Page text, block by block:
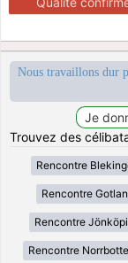
Nous travaillons dur
Trouvez des
Rencontre
Rencontre
Rencontre
Rencontre